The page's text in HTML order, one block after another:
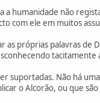
humanidade não
com ele em muitos
próprias palavras de
tacitamente
suportadas. Não há
o Alcorão, ou que